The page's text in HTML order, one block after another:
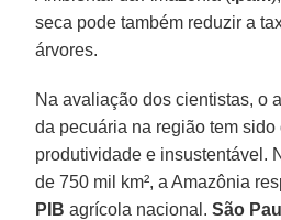
seca pode também reduzir a
árvores.
Na avaliação dos cientistas, o
da pecuária na região tem sido
produtividade e insustentável.
de 750 mil km², a Amazônia
PIB agrícola nacional.São